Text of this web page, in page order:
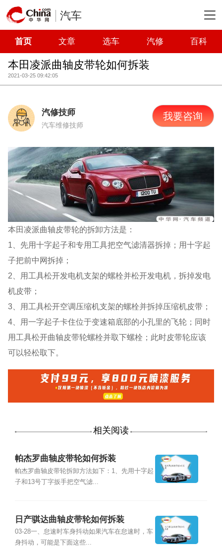
汽车
首页 文章 选车 汽修 百科
本田凌派曲轴皮带轮如何拆装
2021-03-25 09:42:05
汽修技师
汽车维修技师
我要咨询
本田凌派曲轴皮带轮的拆卸方法是：
1、先用十字起子和专用工具把空气滤清器拆掉；用十字起
子把前中网拆掉；
2、用工具松开发电机支架的螺栓并松开发电机，拆掉发电
机皮带；
3、用工具松开空调压缩机支架的螺栓并拆掉压缩机皮带；
4、用一字起子卡住位于变速箱底部的小孔里的飞轮；同时
用工具松开曲轴皮带轮螺栓并取下螺栓；此时皮带轮应该
可以轻松取下。
相关阅读
帕杰罗曲轴皮带轮如何拆装
帕杰罗曲轴皮带轮拆卸方法如下：1、先用十字起
子和13号丁字扳手把空气滤...
日产骐达曲轴皮带轮如何拆装
03-28一、怠速时车身抖动如果汽车在怠速时，车
身抖动，可能是下面这些...